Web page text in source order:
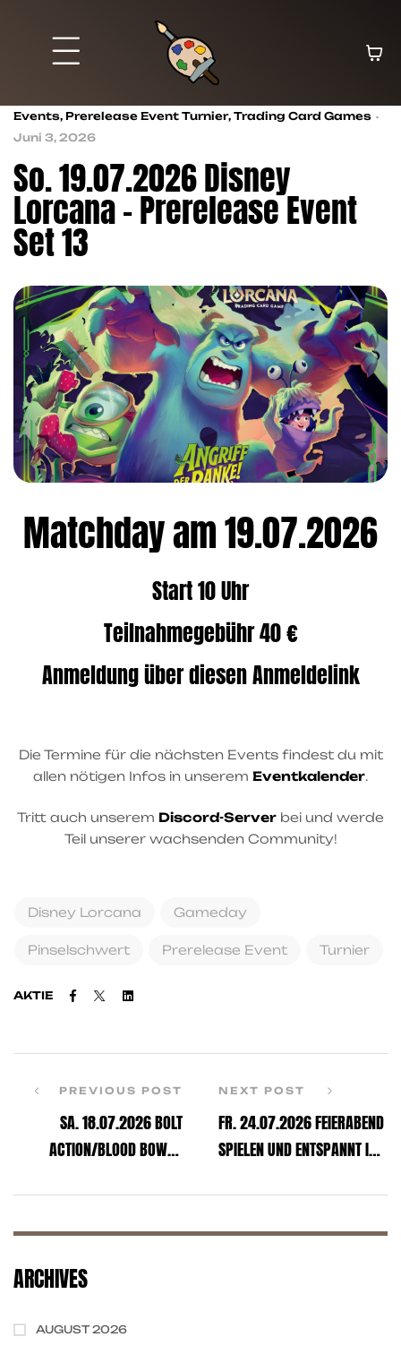
Events, Prerelease Event Turnier, Trading Card Games
Juni 3, 2026
So. 19.07.2026 Disney
Lorcana – Prerelease Event
Set 13
Matchday am 19.07.2026
Start 10 Uhr
Teilnahmegebühr 40 €
Anmeldung über diesenAnmeldelink
Die Termine für die nächsten Events findest du mit
allen nötigen Infos in unserem Eventkalender.
Tritt auch unserem Discord-Server bei und werde
Teil unserer wachsenden Community!
Disney Lorcana Gameday
Pinselschwert Prerelease Event Turnier
AKTIE Facebook
TwitterLinkedin
PREVIOUS POST
SA. 18.07.2026 BOLT
ACTION/BLOOD BOWL –
NEXT POST
FR. 24.07.2026 FEIERABEND
SPIELEN UND ENTSPANNT INS
(GERNE BIS 20 UHR)
ARCHIVES
AUGUST 2026